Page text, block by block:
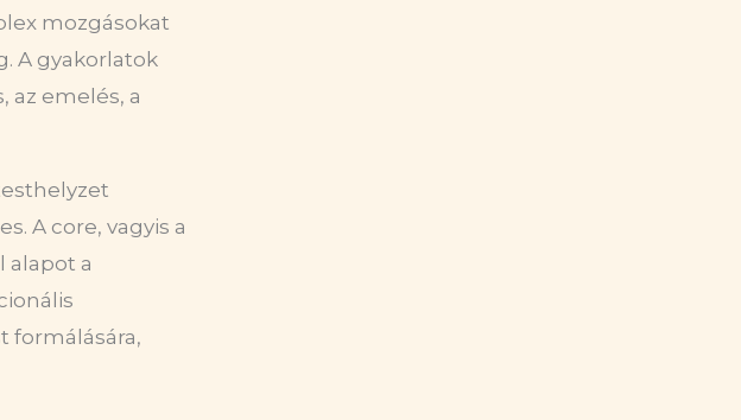
mozgásokat
A gyakorlatok
emelés, a
A core, vagyis a
alapot a
formálására,